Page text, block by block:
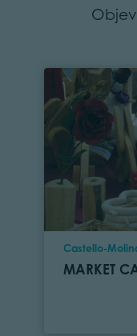
Location
Castello-
MARKET